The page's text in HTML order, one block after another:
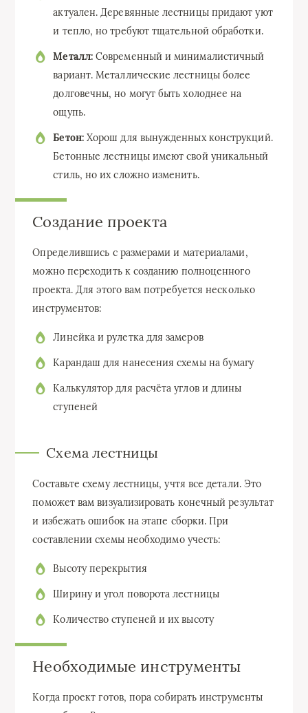
актуален. Деревянные лестницы придают уют
и тепло, но требуют тщательной обработки.
Металл:Современный и минималистичный
вариант. Металлические лестницы более
долговечны, но могут быть холоднее на
ощупь.
Бетон:Хорош для вынужденных конструкций.
Бетонные лестницы имеют свой уникальный
стиль, но их сложно изменить.
Создание проекта
Определившись с размерами и материалами,
можно переходить к созданию полноценного
проекта. Для этого вам потребуется несколько
инструментов:
Линейка и рулетка для замеров
Карандаш для нанесения схемы на бумагу
Калькулятор для расчёта углов и длины
ступеней
Схема лестницы
Составьте схему лестницы, учтя все детали. Это
поможет вам визуализировать конечный результат
и избежать ошибок на этапе сборки. При
составлении схемы необходимо учесть:
Высоту перекрытия
Ширину и угол поворота лестницы
Количество ступеней и их высоту
Необходимые инструменты
Когда проект готов, пора собирать инструменты